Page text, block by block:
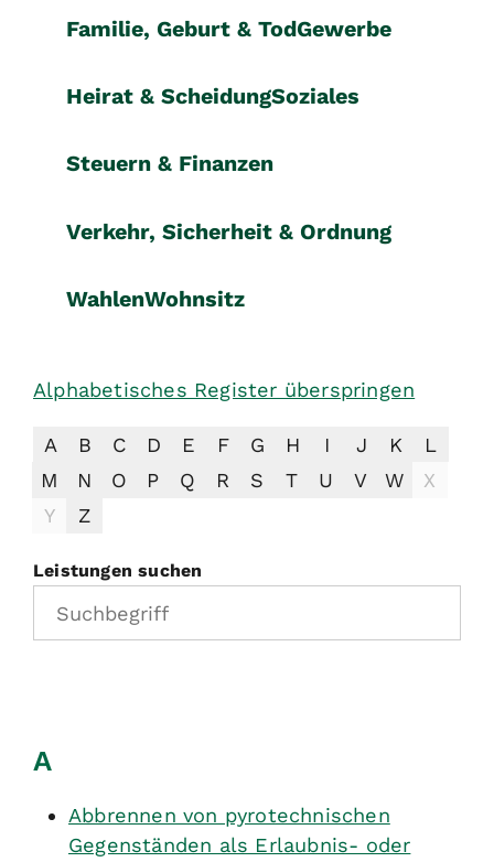
Familie, Geburt & TodGewerbe
Heirat & ScheidungSoziales
Steuern & Finanzen
Verkehr, Sicherheit & Ordnung
WahlenWohnsitz
Alphabetisches Register überspringen
A B C D E F G H I J K
L
M
N O P Q R S T U V W
X
Y
Z
Leistungen suchen
A
Abbrennen von pyrotechnischen
Gegenständen als Erlaubnis- oder